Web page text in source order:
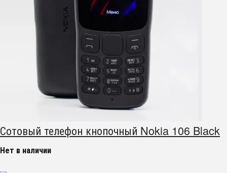
Сотовый телефон кнопочный Nokia 106 Black
Нет в наличии